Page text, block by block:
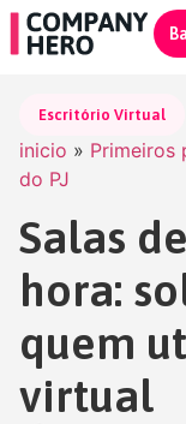
Escritório Virtual
inicio » Primeiros
do PJ
Salas
hora:
quem
virtual